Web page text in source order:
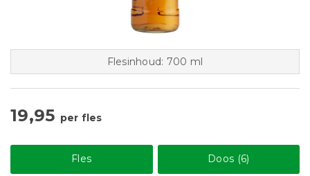
Flesinhoud: 700 ml
19,95 per fles
Fles Doos (6)